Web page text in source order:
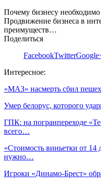
Почему бизнесу необходимо
Продвижение бизнеса в
преимуществ…
Поделиться
FacebookTwitter
Интересное:
«МАЗ» насмерть сбил
Умер белорус, которого
ГПК: на погранпереходе
всего…
«Стоимость виньетки от 14
нужно…
Игроки «Динамо-Брест»